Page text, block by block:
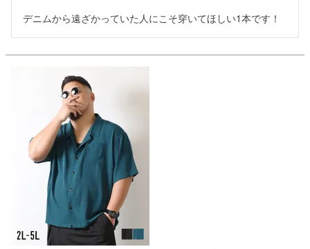
デニムから遠ざかっていた人にこそ穿いてほしい1本です！